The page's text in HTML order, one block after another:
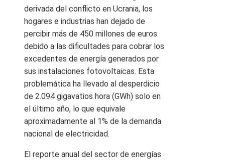
derivada del conflicto en Ucrania, los
hogares e industrias han dejado de
percibir más de 450 millones de euros
debido a las dificultades para cobrar los
excedentes de energía generados por
sus instalaciones fotovoltaicas. Esta
problemática ha llevado al desperdicio
de 2.094 gigavatios hora (GWh) solo en
el último año, lo que equivale
aproximadamente al 1% de la demanda
nacional de electricidad.
El reporte anual del sector de energías